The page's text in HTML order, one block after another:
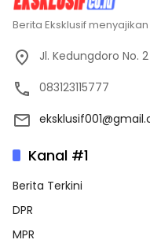
Berita Eksklusif
Jl. Kedungdoro No.
083123115777
Kanal #1
Berita Terkini
DPR
MPR